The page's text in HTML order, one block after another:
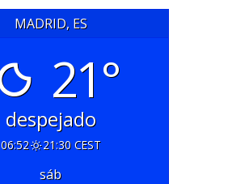
MADRID, ES
21°
despejado
06:52 21:30 CEST
sáb